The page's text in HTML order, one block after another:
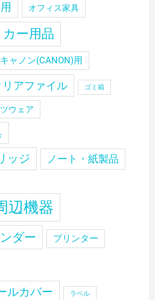
オフィス家具
カー用品
キャノン(CANON)用
アファイル ゴミ箱
ウェア
ッジ ノート・紙製品
辺機器
ダー プリンター
ルカバー ラベル